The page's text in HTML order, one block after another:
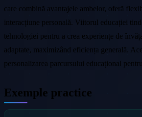
care combină avantajele ambelor, oferă
interacțiune personală. Viitorul educației
tehnologiei pentru a crea experiențe de
adaptate, maximizând eficiența generală.
personalizarea parcursului educațional
Exemple practice